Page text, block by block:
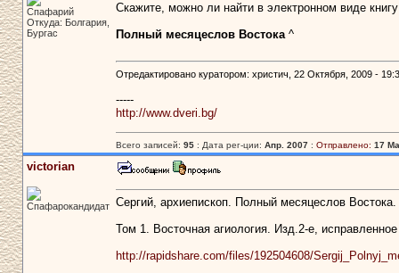
Спафарий
Откуда: Болгария,
Бургас
Скажите, можно ли найти в электронном виде книгу
Полный месяцеслов Востока^
Отредактировано куратором: христич, 22 Октября, 2009 -
-----
http://www.dveri.bg/
Всего записей: 95: Дата рег-ции: Апр. 2007: Отправлено: 17
victorian
Спафарокандидат
Сергий, архиепископ. Полный месяцеслов Востока.
Том 1. Восточная агиология. Изд.2-е,
http://rapidshare.com/files/192504608/